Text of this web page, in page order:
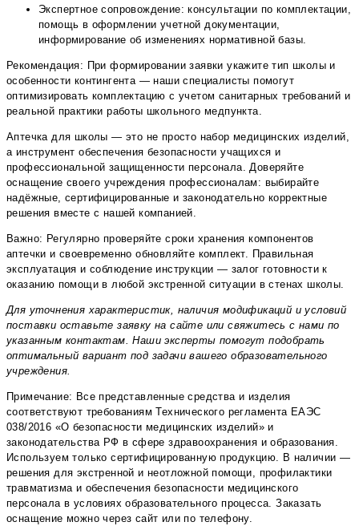
Экспертное сопровождение: консультации по комплектации,
помощь в оформлении учетной документации,
информирование об изменениях нормативной базы.
Рекомендация: При формировании заявки укажите тип школы и
особенности контингента — наши специалисты помогут
оптимизировать комплектацию с учетом санитарных требований и
реальной практики работы школьного медпункта.
Аптечка для школы — это не просто набор медицинских изделий,
а инструмент обеспечения безопасности учащихся и
профессиональной защищенности персонала. Доверяйте
оснащение своего учреждения профессионалам: выбирайте
надёжные, сертифицированные и законодательно корректные
решения вместе с нашей компанией.
Важно: Регулярно проверяйте сроки хранения компонентов
аптечки и своевременно обновляйте комплект. Правильная
эксплуатация и соблюдение инструкции — залог готовности к
оказанию помощи в любой экстренной ситуации в стенах школы.
Для уточнения характеристик, наличия модификаций и условий
поставки оставьте заявку на сайте или свяжитесь с нами по
указанным контактам. Наши эксперты помогут подобрать
оптимальный вариант под задачи вашего образовательного
учреждения.
Примечание: Все представленные средства и изделия
соответствуют требованиям Технического регламента ЕАЭС
038/2016 «О безопасности медицинских изделий» и
законодательства РФ в сфере здравоохранения и образования.
Используем только сертифицированную продукцию. В наличии —
решения для экстренной и неотложной помощи, профилактики
травматизма и обеспечения безопасности медицинского
персонала в условиях образовательного процесса. Заказать
оснащение можно через сайт или по телефону.